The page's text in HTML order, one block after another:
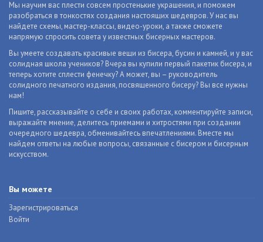
Мы научим вас плести совсем простенькие украшения, и поможем
разобраться в тонкостях создания настоящих шедевров. У нас вы
найдете схемы, мастер-классы, видео-уроки, а также сможете
напрямую спросить совета у известных бисерных мастеров.
Вы умеете создавать красивые вещи из бисера, бусин и камней, и у вас
солидная школа учеников? Вчера вы купили первый пакетик бисера, и
теперь хотите сплести фенечку? А может, вы – руководитель
солидного печатного издания, посвященного бисеру? Вы все нужны
нам!
Пишите, рассказывайте о себе и своих работах, комментируйте записи,
выражайте мнение, делитесь приемами и хитростями при создании
очередного шедевра, обменивайтесь впечатлениями. Вместе мы
найдем ответы на любые вопросы, связанные с бисером и бисерным
искусством.
Вы можете
Зарегистрироваться
Войти